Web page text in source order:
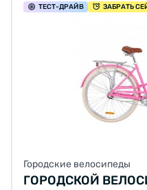
ТЕСТ-ДРАЙВ ЗАБРАТЬ
Городские велосипеды
ГОРОДСКОЙ